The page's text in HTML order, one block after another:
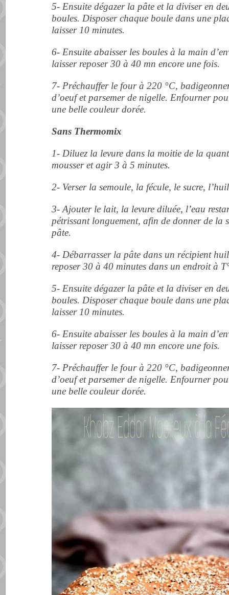
5- Ensuite dégazer la pâte et la diviser en
boules. Disposer chaque boule dans une
laisser 10 minutes.
6- Ensuite abaisser les boules à la main
laisser reposer 30 à 40 mn encore une fois.
7- Préchauffer le four à 220 °C,
d’oeuf et parsemer de nigelle. Enfourner
une belle couleur dorée.
Sans Thermomix
1- Diluez la levure dans la moitie de la
mousser et agir 3 à 5 minutes.
2- Verser la semoule, la fécule, le sucre,
3- Ajouter le lait, la levure diluée, l’eau
pétrissantlonguement, afin de donner de la
pâte.
4- Débarrasser la pâte dans un récipient
reposer 30 à 40 minutes dans un endroit à
5- Ensuite dégazer la pâte et la diviser en
boules. Disposer chaque boule dans une
laisser 10 minutes.
6- Ensuite abaisser les boules à la main
laisser reposer 30 à 40 mn encore une fois.
7- Préchauffer le four à 220 °C,
d’oeuf et parsemer de nigelle. Enfourner
une belle couleur dorée.